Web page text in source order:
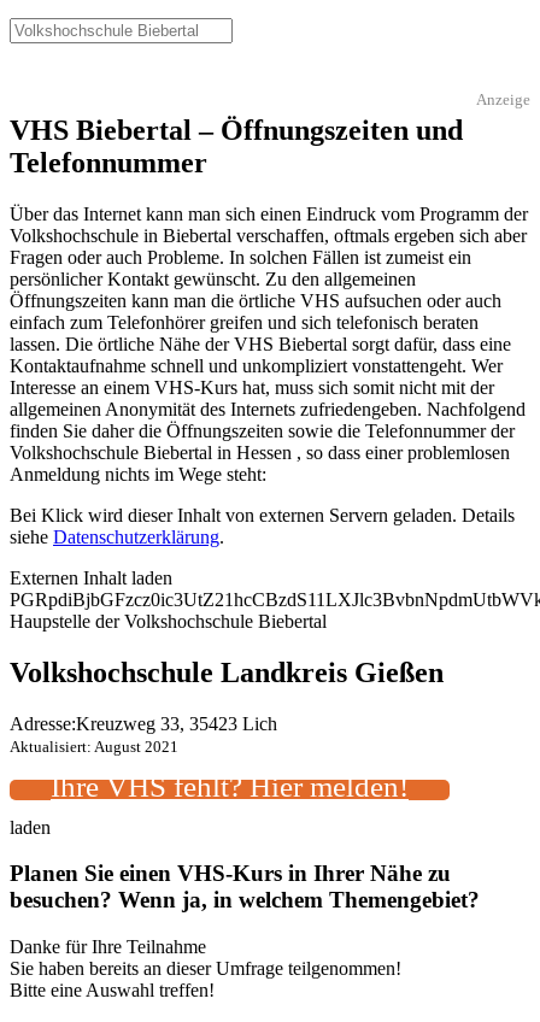
Anzeige
VHS Biebertal – Öffnungszeiten und
Telefonnummer
Über das Internet kann man sich einen Eindruck vom Programm der
Volkshochschule in Biebertal verschaffen, oftmals ergeben sich aber
Fragen oder auch Probleme. In solchen Fällen ist zumeist ein
persönlicher Kontakt gewünscht. Zu den allgemeinen
Öffnungszeiten kann man die örtliche VHS aufsuchen oder auch
einfach zum Telefonhörer greifen und sich telefonisch beraten
lassen. Die örtliche Nähe der VHS Biebertal sorgt dafür, dass eine
Kontaktaufnahme schnell und unkompliziert vonstattengeht. Wer
Interesse an einem VHS-Kurs hat, muss sich somit nicht mit der
allgemeinen Anonymität des Internets zufriedengeben. Nachfolgend
finden Sie daher die Öffnungszeiten sowie die Telefonnummer der
Volkshochschule Biebertal in Hessen , so dass einer problemlosen
Anmeldung nichts im Wege steht:
Bei Klick wird dieser Inhalt von externen Servern geladen. Details
siehe Datenschutzerklärung.
Externen Inhalt laden
Haupstelle der Volkshochschule Biebertal
Volkshochschule Landkreis Gießen
Adresse:Kreuzweg 33, 35423 Lich
Aktualisiert: August 2021
Ihre VHS fehlt? Hier melden!
laden
Planen Sie einen VHS-Kurs in Ihrer Nähe zu
besuchen? Wenn ja, in welchem Themengebiet?
Danke für Ihre Teilnahme
Sie haben bereits an dieser Umfrage teilgenommen!
Bitte eine Auswahl treffen!